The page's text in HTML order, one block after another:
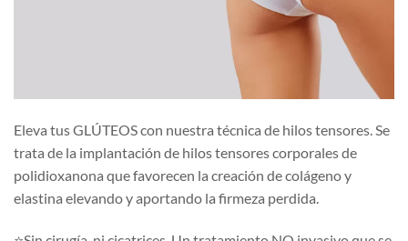
Eleva tus GLÚTEOS con nuestra técnica de hilos tensores. Se
trata de la implantación de hilos tensores corporales de
polidioxanona que favorecen la creación de colágeno y
elastina elevando y aportando la firmeza perdida.